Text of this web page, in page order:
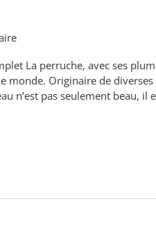
La perruche, avec ses
monde. Originaire de
n’est pas seulement beau, il